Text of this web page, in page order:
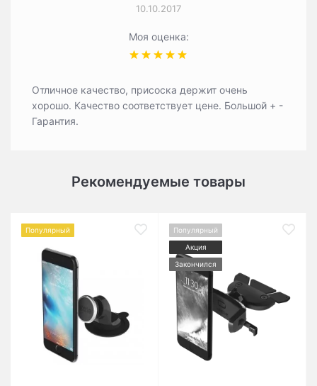
10.10.2017
Моя оценка:
Отличное качество, присоска держит очень
хорошо. Качество соответствует цене. Большой + -
Гарантия.
Рекомендуемые товары
Популярный
Популярный
Акция
Закончился